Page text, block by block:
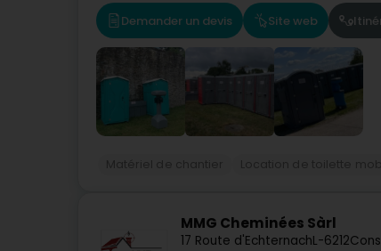
Demander un devis Site web
MMG Cheminées Sàrl
17 Route d'EchternachL-6212